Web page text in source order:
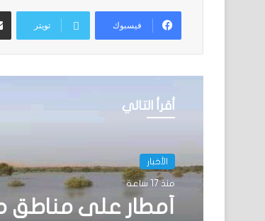
فيسبوك تويتر
أقرأ التالي
الأخبار
منذ 17 ساعة
أمطار على